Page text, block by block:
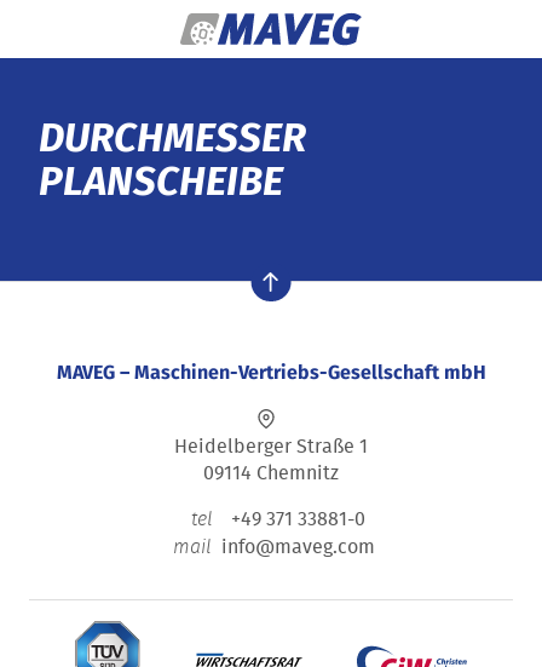
DURCHMESSER
PLANSCHEIBE
nach oben
MAVEG – Maschinen-Vertriebs-Gesellschaft mbH
Heidelberger Straße 1
09114 Chemnitz
tel +49 371 33881-0
mail info@maveg.com